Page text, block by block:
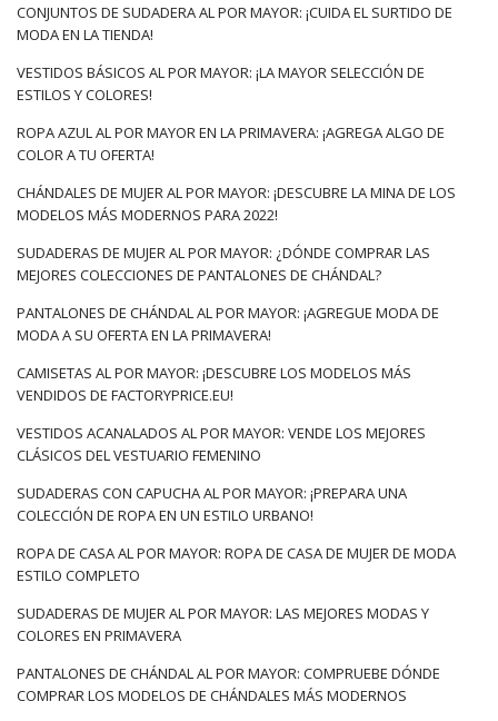
CONJUNTOS DE SUDADERA AL POR MAYOR: ¡CUIDA EL SURTIDO DE
MODA EN LA TIENDA!
VESTIDOS BÁSICOS AL POR MAYOR: ¡LA MAYOR SELECCIÓN DE
ESTILOS Y COLORES!
ROPA AZUL AL POR MAYOR EN LA PRIMAVERA: ¡AGREGA ALGO DE
COLOR A TU OFERTA!
CHÁNDALES DE MUJER AL POR MAYOR: ¡DESCUBRE LA MINA DE LOS
MODELOS MÁS MODERNOS PARA 2022!
SUDADERAS DE MUJER AL POR MAYOR: ¿DÓNDE COMPRAR LAS
MEJORES COLECCIONES DE PANTALONES DE CHÁNDAL?
PANTALONES DE CHÁNDAL AL POR MAYOR: ¡AGREGUE MODA DE
MODA A SU OFERTA EN LA PRIMAVERA!
CAMISETAS AL POR MAYOR: ¡DESCUBRE LOS MODELOS MÁS
VENDIDOS DE FACTORYPRICE.EU!
VESTIDOS ACANALADOS AL POR MAYOR: VENDE LOS MEJORES
CLÁSICOS DEL VESTUARIO FEMENINO
SUDADERAS CON CAPUCHA AL POR MAYOR: ¡PREPARA UNA
COLECCIÓN DE ROPA EN UN ESTILO URBANO!
ROPA DE CASA AL POR MAYOR: ROPA DE CASA DE MUJER DE MODA
ESTILO COMPLETO
SUDADERAS DE MUJER AL POR MAYOR: LAS MEJORES MODAS Y
COLORES EN PRIMAVERA
PANTALONES DE CHÁNDAL AL POR MAYOR: COMPRUEBE DÓNDE
COMPRAR LOS MODELOS DE CHÁNDALES MÁS MODERNOS